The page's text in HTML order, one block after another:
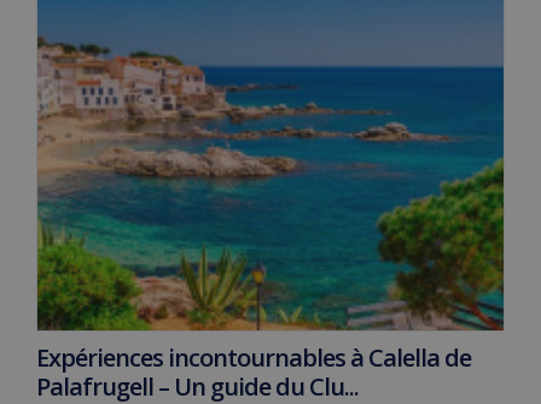
Expériences incontournables à Calella de
Palafrugell – Un guide du Clu...